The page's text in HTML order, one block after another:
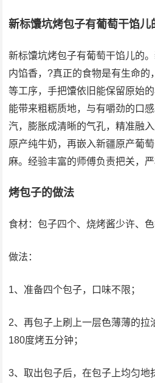
新标馕坑烤包子有葡萄干馅儿
新标馕坑烤包子有葡萄干馅儿的
内馅香，?真正的食物是有生命的
等工序，手把馕依旧能保留原始
能带来粗粝质地，与有嚼劲的口
汽，膨胀成清晰的气孔，精准融
原产纯牛奶，再嵌入新疆原产葡
麻。经验丰富的师傅负责把关，
烤包子的做法
食材：包子四个、烧烤酱少许、
做法：
1、准备四个包子，口味不限；
2、再包子上刷上一层色薄薄的拉
180度烤五分钟；
3、取出包子后，在包子上均匀地